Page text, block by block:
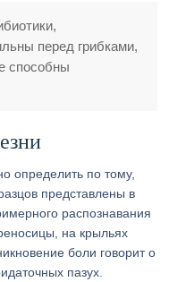
перед грибками,
способны
определить по тому,
представлены в
распознавания
на крыльях
боли говорит о
пазух.